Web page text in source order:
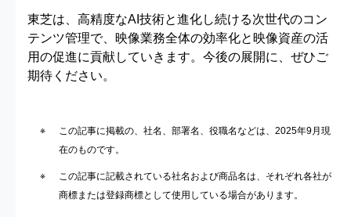
東芝は、高精度なAI技術と進化し続ける次世代のコン
テンツ管理で、映像業務全体の効率化と映像資産の活
用の促進に貢献していきます。今後の展開に、ぜひご
期待ください。
この記事に掲載の、社名、部署名、役職名などは、2025年9月現
在のものです。
この記事に記載されている社名および商品名は、それぞれ各社が
商標または登録商標として使用している場合があります。